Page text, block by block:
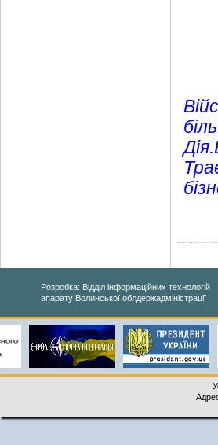
Розробка: Відділ інформаційних технологій
апарату Волинської облдержадміністрації